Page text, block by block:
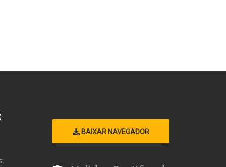
BAIXAR NAVEGADOR